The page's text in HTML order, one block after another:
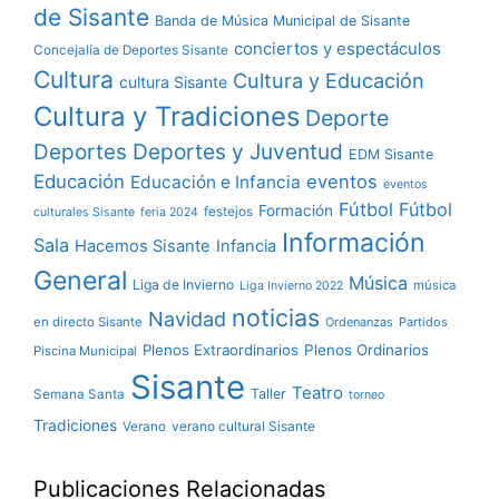
de Sisante Banda de Música Municipal de Sisante
Concejalía de Deportes Sisante conciertos y espectáculos
Cultura cultura Sisante Cultura y Educación
Cultura y Tradiciones Deporte
Deportes Deportes y Juventud EDM Sisante
Educación Educación e Infancia eventos eventos
culturales Sisante feria 2024 festejos Formación Fútbol Fútbol
Sala Hacemos Sisante Infancia Información
General Liga de Invierno Liga Invierno 2022 Música música
en directo Sisante Navidad noticias Ordenanzas Partidos
Piscina Municipal Plenos Extraordinarios Plenos Ordinarios
Semana Santa Sisante Taller Teatro torneo
Tradiciones Verano verano cultural Sisante
Publicaciones Relacionadas